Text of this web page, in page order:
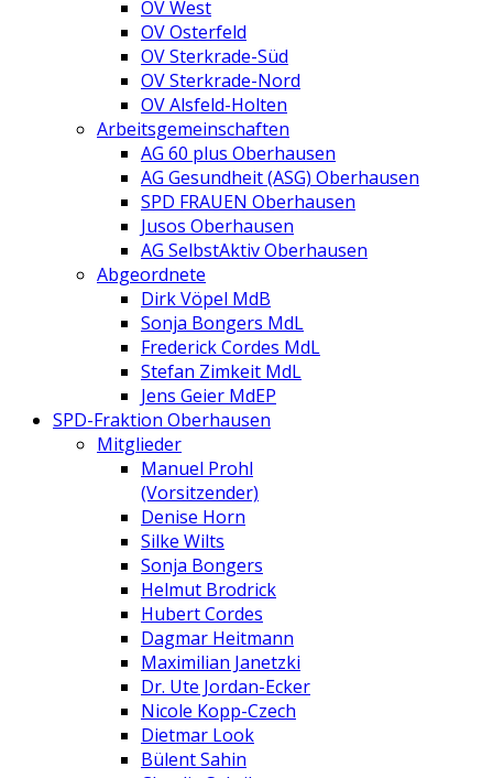
OV West
OV Osterfeld
OV Sterkrade-Süd
OV Sterkrade-Nord
OV Alsfeld-Holten
Arbeitsgemeinschaften
AG 60 plus Oberhausen
AG Gesundheit (ASG) Oberhausen
SPD FRAUEN Oberhausen
Jusos Oberhausen
AG SelbstAktiv Oberhausen
Abgeordnete
Dirk Vöpel MdB
Sonja Bongers MdL
Frederick Cordes MdL
Stefan Zimkeit MdL
Jens Geier MdEP
SPD-Fraktion Oberhausen
Mitglieder
Manuel Prohl
(Vorsitzender)
Denise Horn
Silke Wilts
Sonja Bongers
Helmut Brodrick
Hubert Cordes
Dagmar Heitmann
Maximilian Janetzki
Dr. Ute Jordan-Ecker
Nicole Kopp-Czech
Dietmar Look
Bülent Sahin